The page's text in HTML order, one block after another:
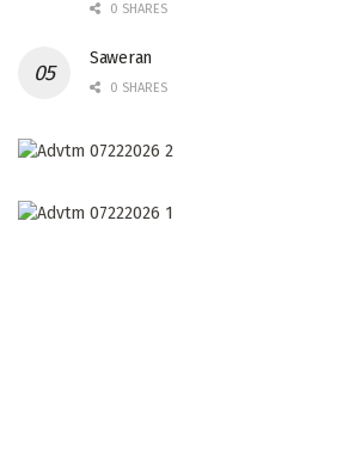
0 SHARES
Saweran
0 SHARES